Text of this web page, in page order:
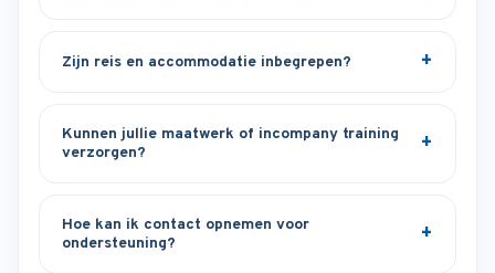
Zijn reis en accommodatie inbegrepen?
Kunnen jullie maatwerk of incompany training
verzorgen?
Hoe kan ik contact opnemen voor
ondersteuning?